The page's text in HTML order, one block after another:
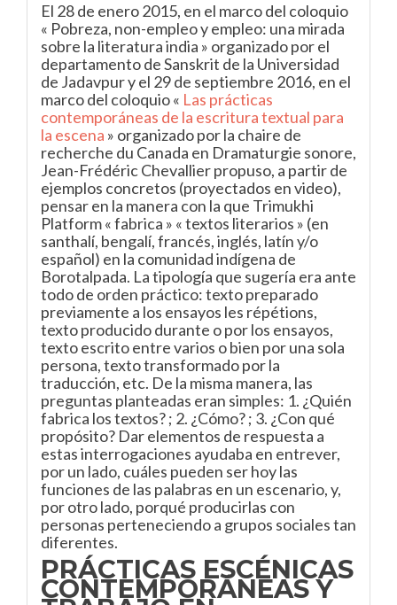
El 28 de enero 2015, en el marco del coloquio
« Pobreza, non-empleo y empleo: una mirada
sobre la literatura india » organizado por el
departamento de Sanskrit de la Universidad
de Jadavpur y el 29 de septiembre 2016, en el
marco del coloquio « Las prácticas
contemporáneas de la escritura textual para
la escena » organizado por la chaire de
recherche du Canada en Dramaturgie sonore,
Jean-Frédéric Chevallier propuso, a partir de
ejemplos concretos (proyectados en video),
pensar en la manera con la que Trimukhi
Platform « fabrica » « textos literarios » (en
santhalí, bengalí, francés, inglés, latín y/o
español) en la comunidad indígena de
Borotalpada. La tipología que sugería era ante
todo de orden práctico: texto preparado
previamente a los ensayos les répétions,
texto producido durante o por los ensayos,
texto escrito entre varios o bien por una sola
persona, texto transformado por la
traducción, etc. De la misma manera, las
preguntas planteadas eran simples: 1. ¿Quién
fabrica los textos? ; 2. ¿Cómo? ; 3. ¿Con qué
propósito? Dar elementos de respuesta a
estas interrogaciones ayudaba en entrever,
por un lado, cuáles pueden ser hoy las
funciones de las palabras en un escenario, y,
por otro lado, porqué producirlas con
personas perteneciendo a grupos sociales tan
diferentes.
PRÁCTICAS ESCÉNICAS
CONTEMPORÁNEAS Y